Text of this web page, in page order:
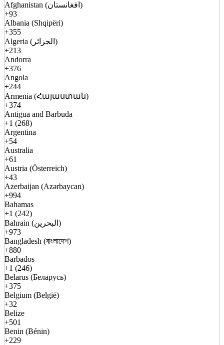
Afghanistan (افغانستان)
+93
Albania (Shqipëri)
+355
Algeria (الجزائر)
+213
Andorra
+376
Angola
+244
Armenia (Հայաստան)
+374
Antigua and Barbuda
+1 (268)
Argentina
+54
Australia
+61
Austria (Österreich)
+43
Azerbaijan (Azərbaycan)
+994
Bahamas
+1 (242)
Bahrain (البحرين)
+973
Bangladesh (বাংলাদেশ)
+880
Barbados
+1 (246)
Belarus (Беларусь)
+375
Belgium (België)
+32
Belize
+501
Benin (Bénin)
+229